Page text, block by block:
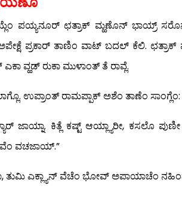
ಪಯ್ಯನೂರ್ ಛತ್ರಾಕ್ ಮ್ಹಣೊನ್ ಭಾಯ್ರ್ ಸರೊನ್
ಪ್ರಕಾರ್ ತಾಣಿಂ ವಾಟ್ ಬದಲ್ ಕೆಲಿ. ಛತ್ರಾಕ್
ವ್ಹಡ್ ರುಕಾ ಮುಳಾಂತ್ ತೆ ರಾವ್ಲೆ.
ಉಪ್ರಾಂತ್ ರಾಮಪ್ಪಾಕ್ ಅಶೆಂ ತಾಣೆಂ ಸಾಂಗ್ಲೆಂ:
ಕಿತ್ಲೆ ಕಷ್ಟ್ ಆಯ್ಲ್ಯಾರೀ, ಕಸಲೊ
ವಚಜಾಯ್.”
ತುಮಿ ಎಕ್ಲ್ಯಾನ್ ವೆಚೆಂ ಭೋವ್ ಅಪಾಯಾಚೆಂ